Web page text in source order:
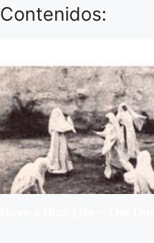
Contenidos: